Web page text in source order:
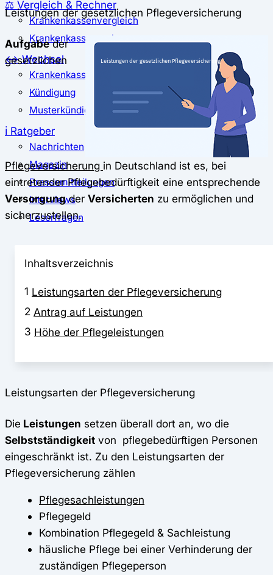
⚖️ Vergleich & Rechner
Krankenkassenvergleich
Krankenkassenrechner
↔ Wechsel
Krankenkassenwechsel
Kündigung
Musterkündigung
ℹ Ratgeber
Nachrichten
Magazin
Pressemitteilungen
Interviews
Leserfragen
Leistungen der gesetzlichen Pflegeversicherung
Aufgabeder
gesetzlichen
Pflegeversicherung in Deutschland ist es, bei
eintretender Pflegebedürftigkeit eine entsprechende
Versorgungder Versicherten zu ermöglichen und
sicherzustellen.
Inhaltsverzeichnis
1 Leistungsarten der Pflegeversicherung
2 Antrag auf Leistungen
3 Höhe der Pflegeleistungen
Leistungsarten der Pflegeversicherung
Die Leistungen setzen überall dort an, wo die
Selbstständigkeit von pflegebedürftigen Personen
eingeschränkt ist. Zu den Leistungsarten der
Pflegeversicherung zählen
Pflegesachleistungen
Pflegegeld
Kombination Pflegegeld & Sachleistung
häusliche Pflege bei einer Verhinderung der
zuständigen Pflegeperson